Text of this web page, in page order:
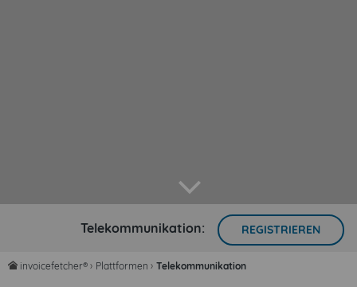
arrow down
Telekommunikation: REGISTRIEREN
home invoicefetcher® › Plattformen › Telekommunikation